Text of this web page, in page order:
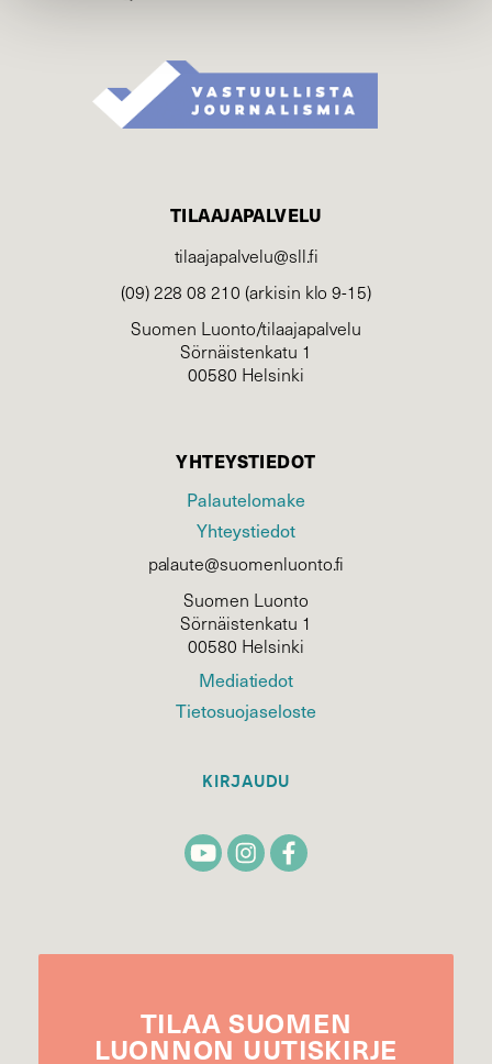
TILAAJAPALVELU
tilaajapalvelu@sll.fi
(09) 228 08 210 (arkisin klo 9-15)
Suomen Luonto/tilaajapalvelu
Sörnäistenkatu 1
00580 Helsinki
YHTEYSTIEDOT
Palautelomake
Yhteystiedot
palaute@suomenluonto.fi
Suomen Luonto
Sörnäistenkatu 1
00580 Helsinki
Mediatiedot
Tietosuojaseloste
KIRJAUDU
TILAA SUOMEN
LUONNON UUTIS­KIRJE